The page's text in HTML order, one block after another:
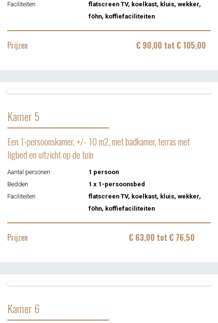
Faciliteiten
flatscreen TV, koelkast, kluis, wekker,
föhn, koffiefaciliteiten
Prijzen € 90,00 tot € 105,00
Kamer 5
Een 1-persoonskamer, +/- 10 m2, met badkamer, terras met
ligbed en uitzicht op de tuin
Aantal personen
1 persoon
Bedden
1 x 1-persoonsbed
Faciliteiten
flatscreen TV, koelkast, kluis, wekker,
föhn, koffiefaciliteiten
Prijzen € 63,00 tot € 76,50
Kamer 6